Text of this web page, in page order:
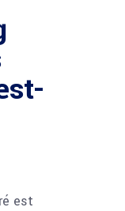
est